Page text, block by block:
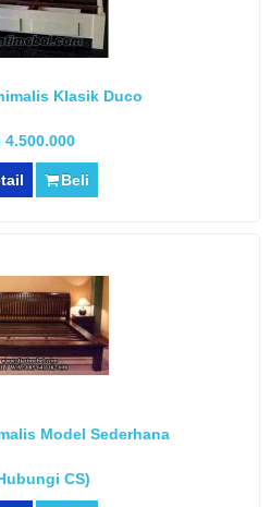
Klasik Duco
4.500.000
Beli
Model Sederhana
CS)